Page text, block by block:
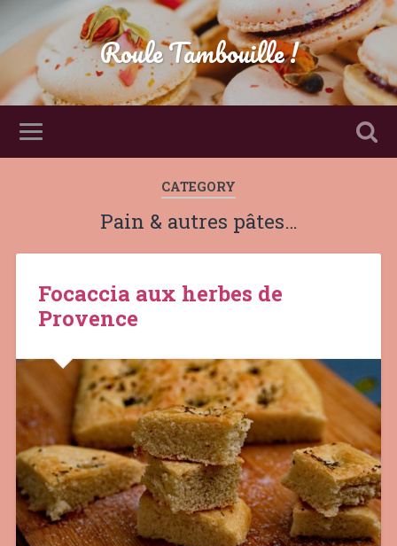
Roule Tambouille !
CATEGORY
Pain & autres pâtes…
Focaccia aux herbes de
Provence